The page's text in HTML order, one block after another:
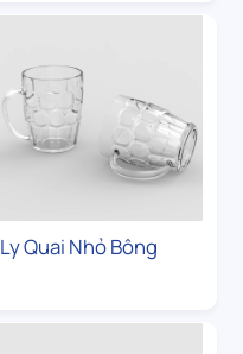
Ly Quai Nhỏ Bông